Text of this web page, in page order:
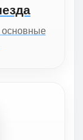
основные